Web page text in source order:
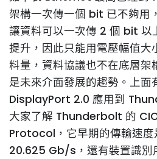
架構一次傳一個 bit 已不夠用
讓資料可以一次傳 2 個 bit 以
提升，因此只能用電壓幅值大
料量，資料協議也不在底層架
是未來介面發展的趨勢。上面
DisplayPort 2.0 應用到
大家了解 Thunderbolt 的
Protocol，它早期的傳輸速度
20.625 Gb/s，還有裝置識別